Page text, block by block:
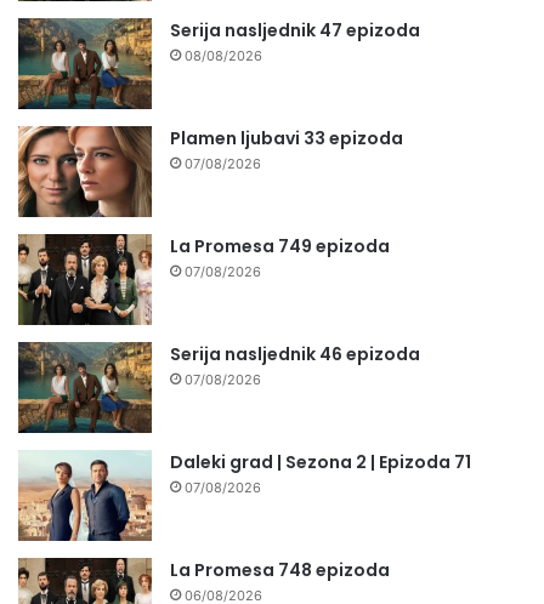
Serija nasljednik 47 epizoda
08/08/2026
Plamen ljubavi 33 epizoda
07/08/2026
La Promesa 749 epizoda
07/08/2026
Serija nasljednik 46 epizoda
07/08/2026
Daleki grad | Sezona 2 | Epizoda 71
07/08/2026
La Promesa 748 epizoda
06/08/2026